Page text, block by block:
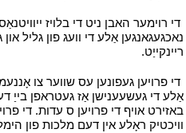
די רוימער האבן ניט די בלויז
נאכגעגאנגען אַלע די וועג פון גליל
ריינקייַט.
די פרויען געפונען עס שווער צו
אַלע די געשעענישן אַז געטראפן בייַ דעם
באזירט אויף די פרויען ס עדות. די
וויכטיק ראָלע אין דעם מלכות פון